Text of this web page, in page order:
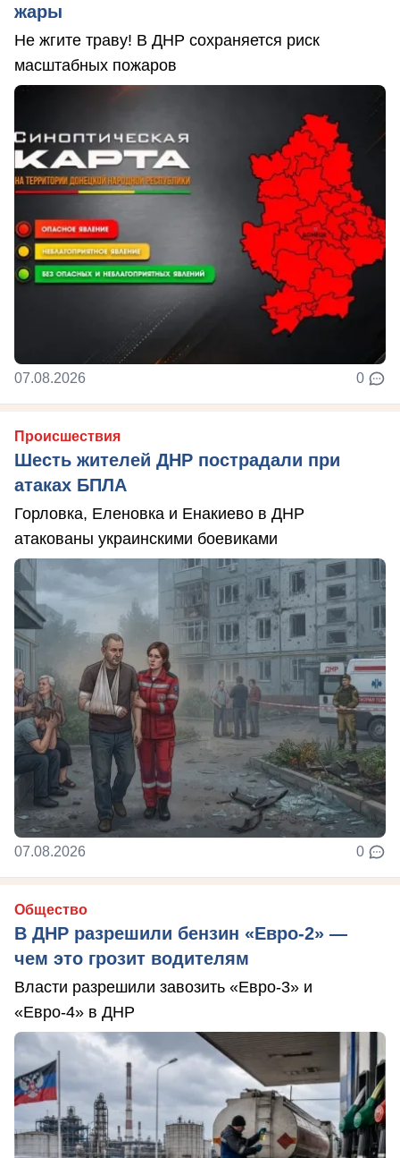
жары
Не жгите траву! В ДНР сохраняется риск
масштабных пожаров
07.08.2026 0
Происшествия
Шесть жителей ДНР пострадали при
атаках БПЛА
Горловка, Еленовка и Енакиево в ДНР
атакованы украинскими боевиками
07.08.2026 0
Общество
В ДНР разрешили бензин «Евро-2» —
чем это грозит водителям
Власти разрешили завозить «Евро-3» и
«Евро-4» в ДНР